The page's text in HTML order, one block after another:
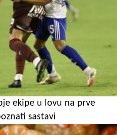
ekipe u lovu na prve
sastavi